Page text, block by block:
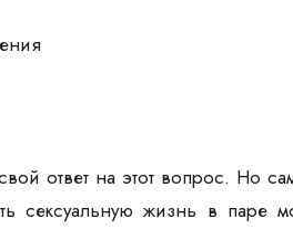
ответ на этот вопрос. Но
сексуальную жизнь в паре